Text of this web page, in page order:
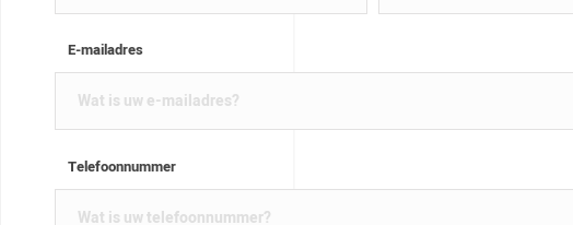
E-mailadres
Telefoonnummer